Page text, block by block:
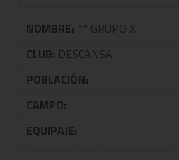
NOMBRE: 1º GRUPO X
CLUB: DESCANSA
POBLACIÓN:
CAMPO:
EQUIPAJE: